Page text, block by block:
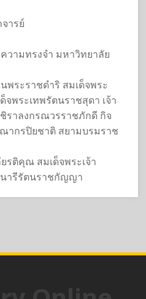
ารย์
วามทรงจำ มหาวิทยาลัย
พระราชดำริ สมเด็จพระ
จพระเทพรัตนราชสุดา เจ้า
ราลงกรณวรราชภักดี กิจ
กรปิยชาติ สยามบรมราช
รติคุณ สมเด็จพระเจ้า
ารีรัตนราชกัญญา